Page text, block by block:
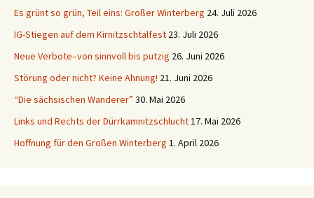
Es grünt so grün, Teil eins: Großer Winterberg 24. Juli 2026
IG-Stiegen auf dem Kirnitzschtalfest 23. Juli 2026
Neue Verbote–von sinnvoll bis putzig 26. Juni 2026
Störung oder nicht? Keine Ahnung! 21. Juni 2026
“Die sächsischen Wanderer” 30. Mai 2026
Links und Rechts der Dürrkamnitzschlucht17. Mai 2026
Hoffnung für den Großen Winterberg 1. April 2026